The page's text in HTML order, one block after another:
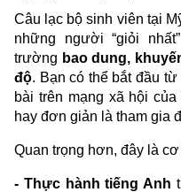
Câu lạc bộ sinh viên tại
những người “giỏi
trường bao dung,
độ. Bạn có thể bắt đầu
bài trên mạng xã hội
hay đơn giản là tham gia
Quan trọng hơn, đây là
- Thực hành tiếng Anh